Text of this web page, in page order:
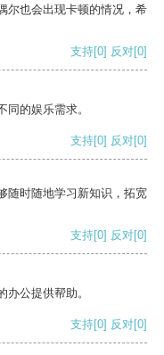
尔也会出现卡顿的情况，希
支持[0] 反对[0]
的娱乐需求。
支持[0] 反对[0]
随时随地学习新知识，拓宽
支持[0] 反对[0]
公提供帮助。
支持[0] 反对[0]